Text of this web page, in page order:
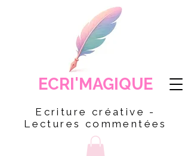
ECRI'MAGIQUE
Ecriture créative -
Lectures commentées